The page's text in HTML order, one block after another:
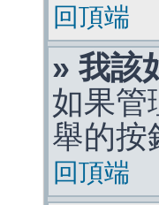
回頂端
» 我該
如果管
舉的按
回頂端